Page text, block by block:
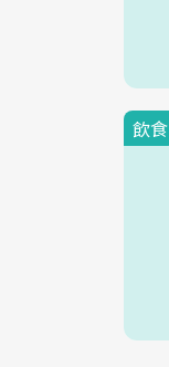
飲食